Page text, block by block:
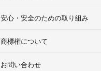
安心・安全のための取り組み
商標権について
お問い合わせ